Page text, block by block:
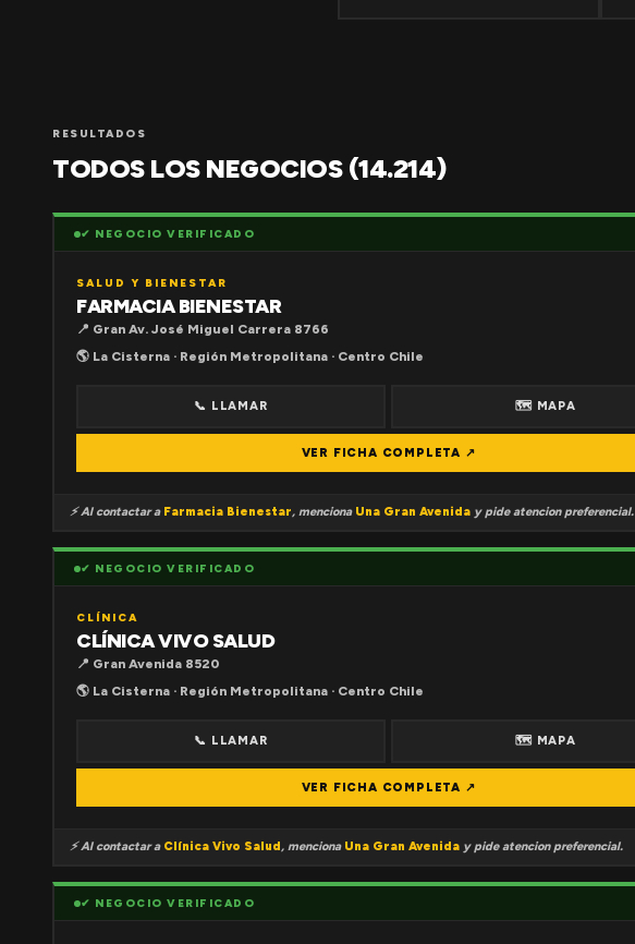
RESULTADOS
TODOS LOS NEGOCIOS (14.214)
✔ NEGOCIO VERIFICADO
SALUD Y BIENESTAR
FARMACIA BIENESTAR
📍 Gran Av. José Miguel Carrera 8766
🌎 La Cisterna · Región Metropolitana · Centro Chile
📞 LLAMAR 🗺 MAPA
VER FICHA COMPLETA ↗
⚡ Al contactar a Farmacia Bienestar, menciona Una Gran Avenida y pide atencion preferencial.
✔ NEGOCIO VERIFICADO
CLÍNICA
CLÍNICA VIVO SALUD
📍 Gran Avenida 8520
🌎 La Cisterna · Región Metropolitana · Centro Chile
📞 LLAMAR 🗺 MAPA
VER FICHA COMPLETA ↗
⚡ Al contactar a Clínica Vivo Salud, menciona Una Gran Avenida y pide atencion preferencial.
✔ NEGOCIO VERIFICADO